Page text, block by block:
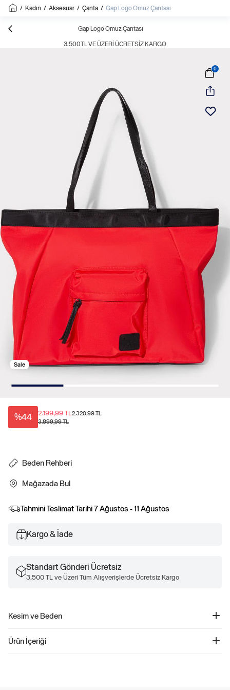
/ Kadın / Aksesuar / Çanta / Gap Logo Omuz Çantası
Gap Logo Omuz Çantası
3.500TL VE ÜZERI ÜCRETSIZ KARGO
Sale
0
%44 2.199,99 TL2.320,99 TL
3.899,99 TL
Beden Rehberi
Mağazada Bul
Tahmini Teslimat Tarihi7 Ağustos - 11 Ağustos
Kargo & İade
Standart Gönderi Ücretsiz
3.500 TL ve Üzeri Tüm Alışverişlerde Ücretsiz Kargo
Kesim ve Beden
Ürün İçeriği